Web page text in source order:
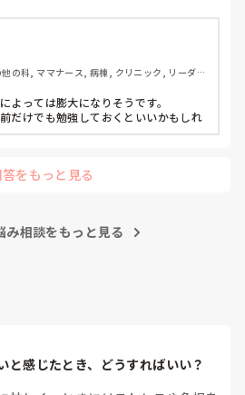
の科, ママナース, 病棟, クリニック, リーダ
よっては膨大になりそうです。
だけでも勉強しておくといいかもしれ
をもっと見る
み相談をもっと見る
と感じたとき、どうすればいい？